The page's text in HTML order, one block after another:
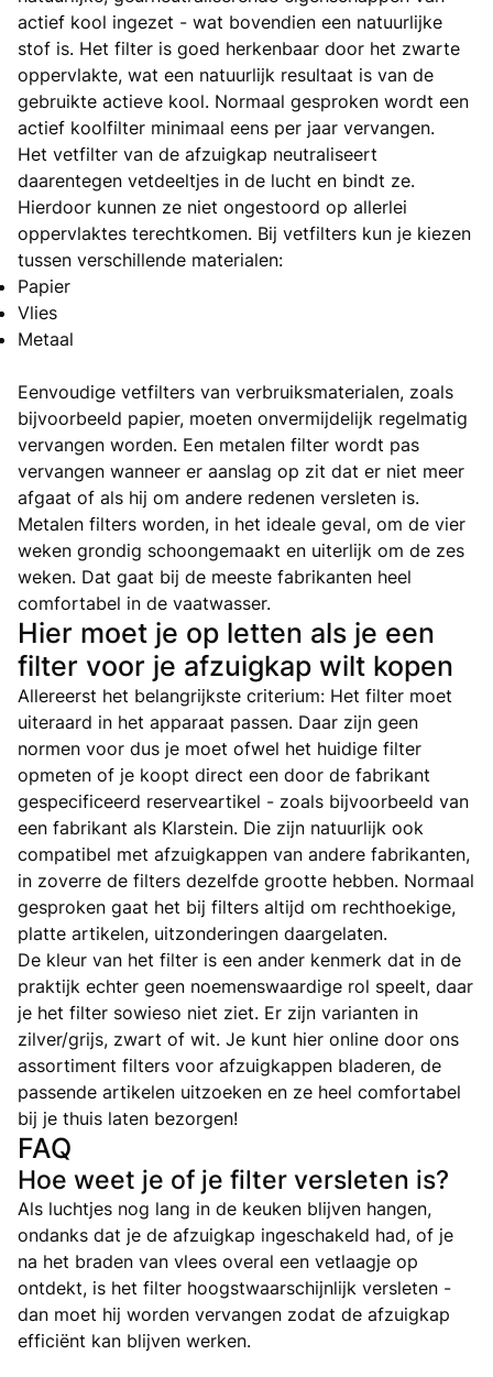
actief kool ingezet - wat bovendien een natuurlijke
stof is. Het filter is goed herkenbaar door het zwarte
oppervlakte, wat een natuurlijk resultaat is van de
gebruikte actieve kool. Normaal gesproken wordt een
actief koolfilter minimaal eens per jaar vervangen.
Het vetfilter van de afzuigkap neutraliseert
daarentegen vetdeeltjes in de lucht en bindt ze.
Hierdoor kunnen ze niet ongestoord op allerlei
oppervlaktes terechtkomen. Bij vetfilters kun je kiezen
tussen verschillende materialen:
Papier
Vlies
Metaal
Eenvoudige vetfilters van verbruiksmaterialen, zoals
bijvoorbeeld papier, moeten onvermijdelijk regelmatig
vervangen worden. Een metalen filter wordt pas
vervangen wanneer er aanslag op zit dat er niet meer
afgaat of als hij om andere redenen versleten is.
Metalen filters worden, in het ideale geval, om de vier
weken grondig schoongemaakt en uiterlijk om de zes
weken. Dat gaat bij de meeste fabrikanten heel
comfortabel in de vaatwasser.
Hier moet je op letten als je een
filter voor je afzuigkap wilt kopen
Allereerst het belangrijkste criterium: Het filter moet
uiteraard in het apparaat passen. Daar zijn geen
normen voor dus je moet ofwel het huidige filter
opmeten of je koopt direct een door de fabrikant
gespecificeerd reserveartikel - zoals bijvoorbeeld van
een fabrikant als Klarstein. Die zijn natuurlijk ook
compatibel met afzuigkappen van andere fabrikanten,
in zoverre de filters dezelfde grootte hebben. Normaal
gesproken gaat het bij filters altijd om rechthoekige,
platte artikelen, uitzonderingen daargelaten.
De kleur van het filter is een ander kenmerk dat in de
praktijk echter geen noemenswaardige rol speelt, daar
je het filter sowieso niet ziet. Er zijn varianten in
zilver/grijs, zwart of wit. Je kunt hier online door ons
assortiment filters voor afzuigkappen bladeren, de
passende artikelen uitzoeken en ze heel comfortabel
bij je thuis laten bezorgen!
FAQ
Hoe weet je of je filter versleten is?
Als luchtjes nog lang in de keuken blijven hangen,
ondanks dat je de afzuigkap ingeschakeld had, of je
na het braden van vlees overal een vetlaagje op
ontdekt, is het filter hoogstwaarschijnlijk versleten -
dan moet hij worden vervangen zodat de afzuigkap
efficiënt kan blijven werken.